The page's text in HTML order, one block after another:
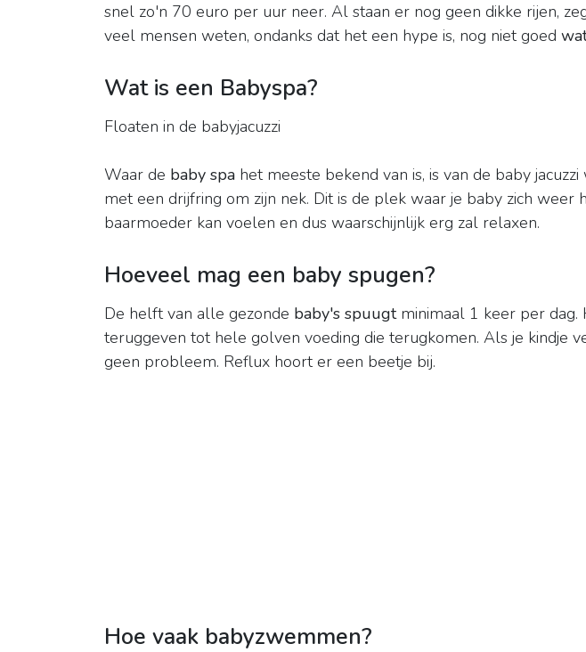
snel zo'n 70 euro per uur neer. Al staan er nog geen dikke rijen,
veel mensen weten, ondanks dat het een hype is, nog niet goed
Wat is een Babyspa?
Floaten in de babyjacuzzi
Waar de baby spa het meeste bekend van is, is van de baby
met een drijfring om zijn nek. Dit is de plek waar je baby zich weer
baarmoeder kan voelen en dus waarschijnlijk erg zal relaxen.
Hoeveel mag een baby spugen?
De helft van alle gezonde baby's spuugtminimaal 1 keer per dag.
teruggeven tot hele golven voeding die terugkomen. Als je kindje
geen probleem. Reflux hoort er een beetje bij.
Hoe vaak babyzwemmen?